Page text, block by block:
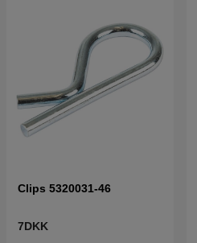
Clips 5320031-46
7DKK